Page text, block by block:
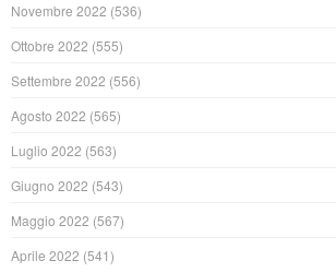
Novembre 2022 (536)
Ottobre 2022 (555)
Settembre 2022 (556)
Agosto 2022 (565)
Luglio 2022 (563)
Giugno 2022 (543)
Maggio 2022 (567)
Aprile 2022 (541)